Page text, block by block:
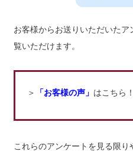
お客様からお送りいただいた
覧いただけます。
＞ 「お客様の声」 はこちら！
これらのアンケートを見る限